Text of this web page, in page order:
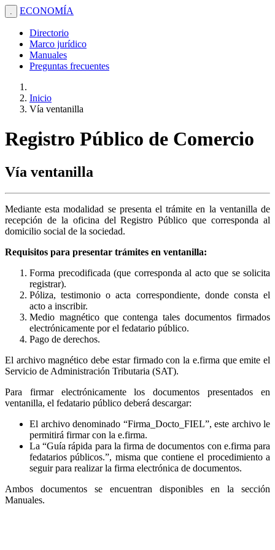
. ECONOMÍA
Directorio
Marco jurídico
Manuales
Preguntas frecuentes
Inicio
Vía ventanilla
Registro Público de Comercio
Vía ventanilla
Mediante esta modalidad se presenta el trámite en la ventanilla de
recepción de la oficina del Registro Público que corresponda al
domicilio social de la sociedad.
Requisitos para presentar trámites en ventanilla:
Forma precodificada (que corresponda al acto que se solicita
registrar).
Póliza, testimonio o acta correspondiente, donde consta el
acto a inscribir.
Medio magnético que contenga tales documentos firmados
electrónicamente por el fedatario público.
Pago de derechos.
El archivo magnético debe estar firmado con la e.firma que emite el
Servicio de Administración Tributaria (SAT).
Para firmar electrónicamente los documentos presentados en
ventanilla, el fedatario público deberá descargar:
El archivo denominado “Firma_Docto_FIEL”, este archivo le
permitirá firmar con la e.firma.
La “Guía rápida para la firma de documentos con e.firma para
fedatarios públicos.”, misma que contiene el procedimiento a
seguir para realizar la firma electrónica de documentos.
Ambos documentos se encuentran disponibles en la sección
Manuales.